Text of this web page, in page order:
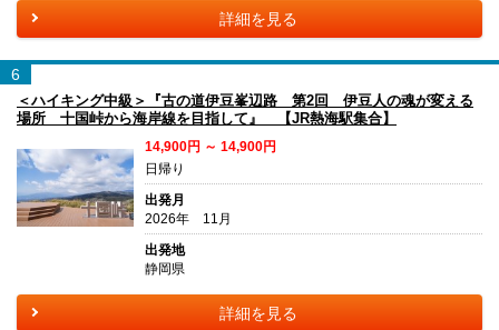
詳細を見る
6
＜ハイキング中級＞『古の道伊豆峯辺路 第2回 伊豆人の魂が変える
場所 十国峠から海岸線を目指して』 【JR熱海駅集合】
14,900円 ～ 14,900円
日帰り
出発月
2026年 11月
出発地
静岡県
詳細を見る